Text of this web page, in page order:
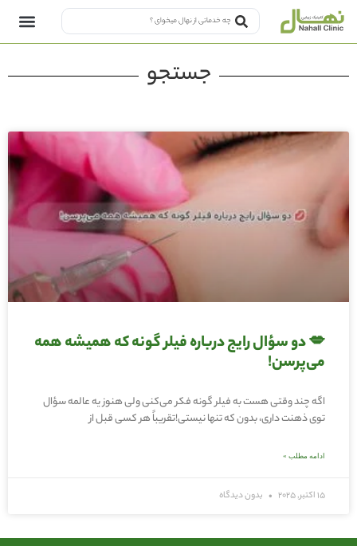
جستجو
💋 دو سؤال رایج درباره فیلر گونه که همیشه همه
می‌پرسن!
اگه چند وقتی هست به فیلر گونه فکر می‌کنی ولی هنوز یه عالمه سؤال
توی ذهنت داری، بدون که تنها نیستی!تقریباً هر کسی قبل از
ادامه مطلب »
15 اکتبر, 2025 بدون دیدگاه